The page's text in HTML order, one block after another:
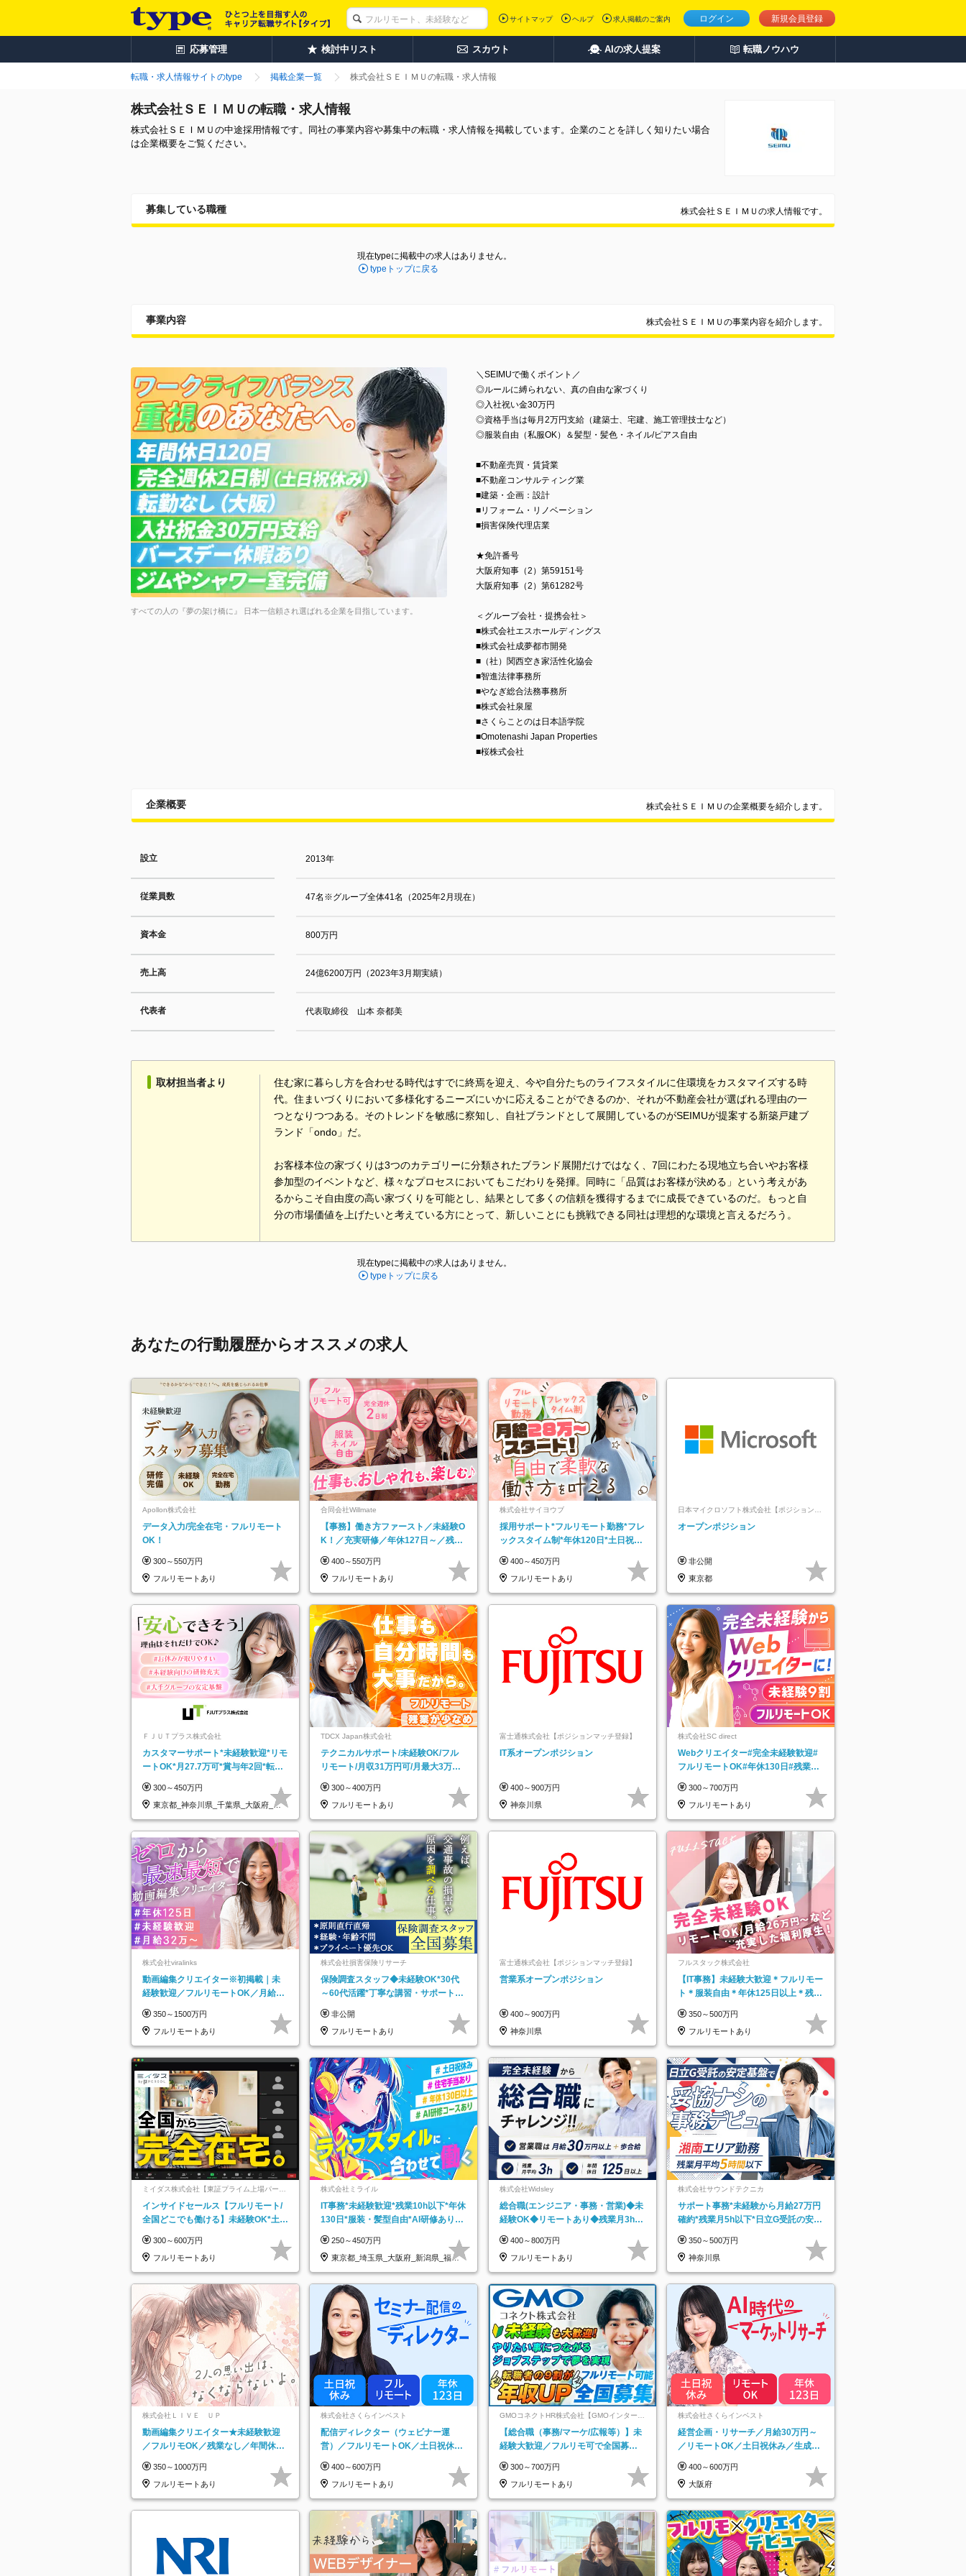
ログイン 新規会員登録
サイトマップ ヘルプ 求人掲載のご案内
応募管理 検討中リスト スカウト AIの求人提案 転職ノウハウ
転職・求人情報サイトのtype 掲載企業一覧 株式会社ＳＥＩＭＵの転職・求人情報
株式会社ＳＥＩＭＵの転職・求人情報
株式会社ＳＥＩＭＵの中途採用情報です。同社の事業内容や募集中の転職・求人情報を掲載しています。企業のことを詳しく知りたい場合
は企業概要をご覧ください。
募集している職種 株式会社ＳＥＩＭＵの求人情報です。
現在typeに掲載中の求人はありません。
typeトップに戻る
事業内容 株式会社ＳＥＩＭＵの事業内容を紹介します。
すべての人の『夢の架け橋に』 日本一信頼され選ばれる企業を目指しています。
＼SEIMUで働くポイント／
◎ルールに縛られない、真の自由な家づくり
◎入社祝い金30万円
◎資格手当は毎月2万円支給（建築士、宅建、施工管理技士など）
◎服装自由（私服OK）＆髪型・髪色・ネイル/ピアス自由
■不動産売買・賃貸業
■不動産コンサルティング業
■建築・企画：設計
■リフォーム・リノベーション
■損害保険代理店業
★免許番号
大阪府知事（2）第59151号
大阪府知事（2）第61282号
＜グループ会社・提携会社＞
■株式会社エスホールディングス
■株式会社成夢都市開発
■（社）関西空き家活性化協会
■智進法律事務所
■やなぎ総合法務事務所
■株式会社泉屋
■さくらことのは日本語学院
■Omotenashi Japan Properties
■桜株式会社
企業概要 株式会社ＳＥＩＭＵの企業概要を紹介します。
設立 2013年
従業員数 47名※グループ全体41名（2025年2月現在）
資本金 800万円
売上高 24億6200万円（2023年3月期実績）
代表者 代表取締役 山本 奈都美
取材担当者より
住む家に暮らし方を合わせる時代はすでに終焉を迎え、今や自分たちのライフスタイルに住環境をカスタマイズする時
代。住まいづくりにおいて多様化するニーズにいかに応えることができるのか、それが不動産会社が選ばれる理由の一
つとなりつつある。そのトレンドを敏感に察知し、自社ブランドとして展開しているのがSEIMUが提案する新築戸建ブ
ランド「ondo」だ。
お客様本位の家づくりは3つのカテゴリーに分類されたブランド展開だけではなく、7回にわたる現地立ち合いやお客様
参加型のイベントなど、様々なプロセスにおいてもこだわりを発揮。同時に「品質はお客様が決める」という考えがあ
るからこそ自由度の高い家づくりを可能とし、結果として多くの信頼を獲得するまでに成長できているのだ。もっと自
分の市場価値を上げたいと考えている方にとって、新しいことにも挑戦できる同社は理想的な環境と言えるだろう。
現在typeに掲載中の求人はありません。
typeトップに戻る
あなたの行動履歴からオススメの求人
Apollon株式会社
データ入力/完全在宅・フルリモート
OK！
300～550万円
フルリモートあり
合同会社Willmate
【事務】働き方ファースト／未経験O
K！／充実研修／年休127日～／残業
400～550万円
フルリモートあり
株式会社サイヨウブ
採用サポート*フルリモート勤務*フレ
ックスタイム制*年休120日*土日祝休
400～450万円
フルリモートあり
日本マイクロソフト株式会社【ポジションマ
ッチ登録】
オープンポジション
非公開
東京都
ＦＪＵＴプラス株式会社
カスタマーサポート*未経験歓迎*リモ
ートOK*月27.7万可*賞与年2回*転勤
300～450万円
東京都_神奈川県_千葉県_大阪府_愛
知県…
TDCX Japan株式会社
テクニカルサポート/未経験OK/フル
リモート/月収31万円可/月最大3万の
300～400万円
フルリモートあり
富士通株式会社【ポジションマッチ登録】
IT系オープンポジション
400～900万円
神奈川県
株式会社SC direct
Webクリエイター#完全未経験歓迎#
フルリモートOK#年休130日#残業月
300～700万円
フルリモートあり
株式会社viralinks
動画編集クリエイター※初掲載｜未
経験歓迎／フルリモートOK／月給32
350～1500万円
フルリモートあり
株式会社損害保険リサーチ
保険調査スタッフ◆未経験OK*30代
～60代活躍*丁寧な講習・サポートあ
託
非公開
フルリモートあり
富士通株式会社【ポジションマッチ登録】
営業系オープンポジション
400～900万円
神奈川県
フルスタック株式会社
【IT事務】未経験大歓迎＊フルリモー
ト＊服装自由＊年休125日以上＊残業
350～500万円
フルリモートあり
ミイダス株式会社【東証プライム上場パーソ
インサイドセールス【フルリモート/
全国どこでも働ける】未経験OK*土日
300～600万円
フルリモートあり
株式会社ミライル
IT事務*未経験歓迎*残業10h以下*年休
130日*服装・髪型自由*AI研修あり*
250～450万円
東京都_埼玉県_大阪府_新潟県_福岡
県
株式会社Widsley
総合職(エンジニア・事務・営業)◆未
経験OK◆リモートあり◆残業月3h◆
400～800万円
フルリモートあり
株式会社サウンドテクニカ
サポート事務*未経験から月給27万円
確約*残業月5h以下*日立G受託の安定
350～500万円
神奈川県
株式会社ＬＩＶＥ ＵＰ
動画編集クリエイター★未経験歓迎
／フルリモOK／残業なし／年間休日
実で安心
350～1000万円
フルリモートあり
株式会社さくらインベスト
配信ディレクター（ウェビナー運
営）／フルリモートOK／土日祝休み
400～600万円
フルリモートあり
GMOコネクトHR株式会社【GMOインターネ
ットグループ】
【総合職（事務/マーケ/広報等）】未
経験大歓迎／フルリモ可で全国募
★
300～700万円
フルリモートあり
株式会社さくらインベスト
経営企画・リサーチ／月給30万円～
／リモートOK／土日祝休み／生成AI
400～600万円
大阪府